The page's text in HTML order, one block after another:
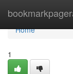
Home
Home
1